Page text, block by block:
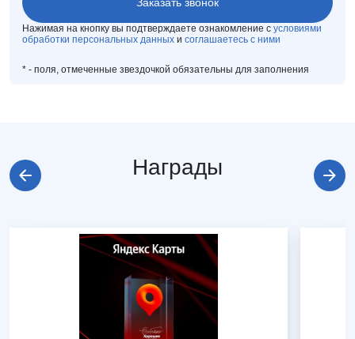
Нажимая на кнопку вы подтверждаете ознакомление с условиями
обработки персональных данных и соглашаетесь с ними
* - поля, отмеченные звездочкой обязательны для заполнения
Награды